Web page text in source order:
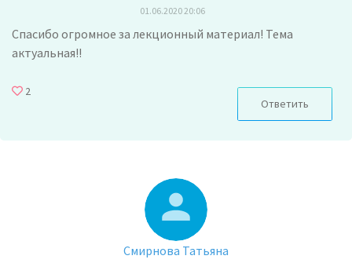
01.06.2020 20:06
Спасибо огромное за лекционный материал! Тема
актуальная!!
2
Ответить
Смирнова Татьяна